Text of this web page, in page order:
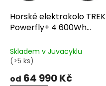
Horské elektrokolo TREK
Powerfly+ 4 600Wh
Star/Matte Dark Web
Skladem v Juvacyklu
(>5 ks)
od 64 990 Kč